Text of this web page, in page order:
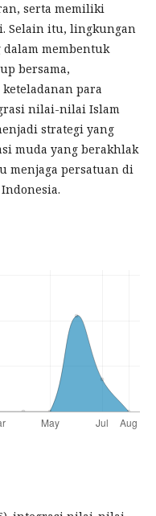
serta memiliki
Selain itu, lingkungan
membentuk
bersama,
para
nilai-nilai Islam
strategi yang
muda yang berakhlak
menjaga persatuan di